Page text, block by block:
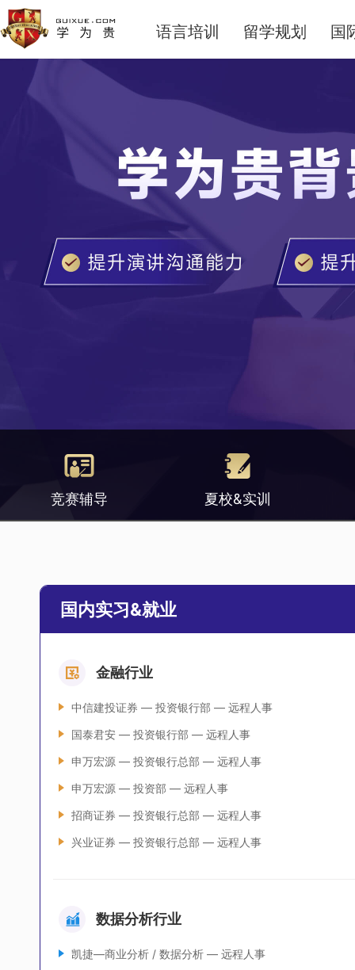
语言培训 留学规划 国
竞赛辅导 夏校&实训
国内实习&就业
金融行业
中信建投证券 — 投资银行部 — 远程人事
国泰君安 — 投资银行部 — 远程人事
申万宏源 — 投资银行总部 — 远程人事
申万宏源 — 投资部 — 远程人事
招商证券 — 投资银行总部 — 远程人事
兴业证券 — 投资银行总部 — 远程人事
数据分析行业
凯捷—商业分析 / 数据分析 — 远程人事